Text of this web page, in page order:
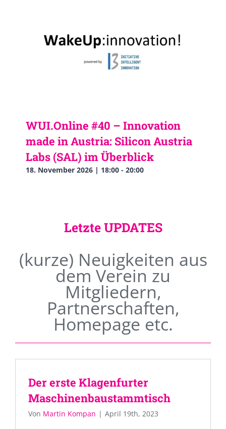
WUI.Online #40 – Innovation
made in Austria: Silicon Austria
Labs (SAL) im Überblick
18. November 2026 | 18:00 - 20:00
Letzte UPDATES
(kurze) Neuigkeiten aus
dem Verein zu
Mitgliedern,
Partnerschaften,
Homepage etc.
Der erste Klagenfurter
Maschinenbaustammtisch
Von Martin Kompan | April 19th, 2023